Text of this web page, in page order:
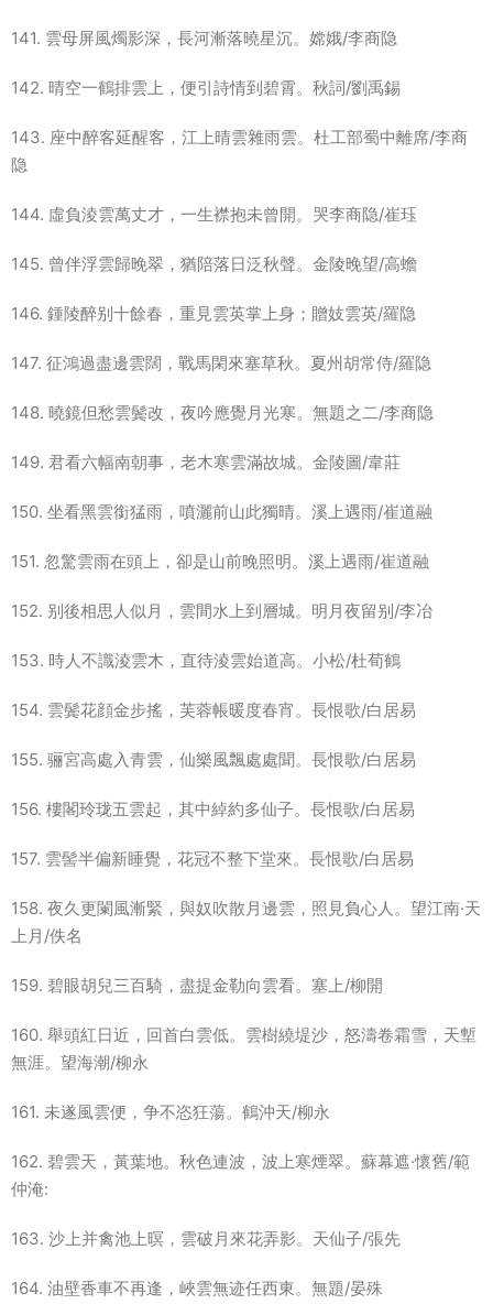
141. 雲母屏風燭影深，長河漸落曉星沉。嫦娥/李商隐
142. 晴空一鶴排雲上，便引詩情到碧霄。秋詞/劉禹錫
143. 座中醉客延醒客，江上晴雲雜雨雲。杜工部蜀中離席/李商
隐
144. 虛負淩雲萬丈才，一生襟抱未曾開。哭李商隐/崔珏
145. 曾伴浮雲歸晚翠，猶陪落日泛秋聲。金陵晚望/高蟾
146. 鍾陵醉别十餘春，重見雲英掌上身；贈妓雲英/羅隐
147. 征鴻過盡邊雲闊，戰馬閑來塞草秋。夏州胡常侍/羅隐
148. 曉鏡但愁雲鬓改，夜吟應覺月光寒。無題之二/李商隐
149. 君看六幅南朝事，老木寒雲滿故城。金陵圖/韋莊
150. 坐看黑雲銜猛雨，噴灑前山此獨晴。溪上遇雨/崔道融
151. 忽驚雲雨在頭上，卻是山前晚照明。溪上遇雨/崔道融
152. 别後相思人似月，雲間水上到層城。明月夜留别/李冶
153. 時人不識淩雲木，直待淩雲始道高。小松/杜荀鶴
154. 雲鬓花顔金步搖，芙蓉帳暖度春宵。長恨歌/白居易
155. 骊宮高處入青雲，仙樂風飄處處聞。長恨歌/白居易
156. 樓閣玲珑五雲起，其中綽約多仙子。長恨歌/白居易
157. 雲髻半偏新睡覺，花冠不整下堂來。長恨歌/白居易
158. 夜久更闌風漸緊，與奴吹散月邊雲，照見負心人。望江南·天
上月/佚名
159. 碧眼胡兒三百騎，盡提金勒向雲看。塞上/柳開
160. 舉頭紅日近，回首白雲低。雲樹繞堤沙，怒濤卷霜雪，天塹
無涯。望海潮/柳永
161. 未遂風雲便，争不恣狂蕩。鶴沖天/柳永
162. 碧雲天，黃葉地。秋色連波，波上寒煙翠。蘇幕遮·懷舊/範
仲淹:
163. 沙上并禽池上暝，雲破月來花弄影。天仙子/張先
164. 油壁香車不再逢，峽雲無迹任西東。無題/晏殊